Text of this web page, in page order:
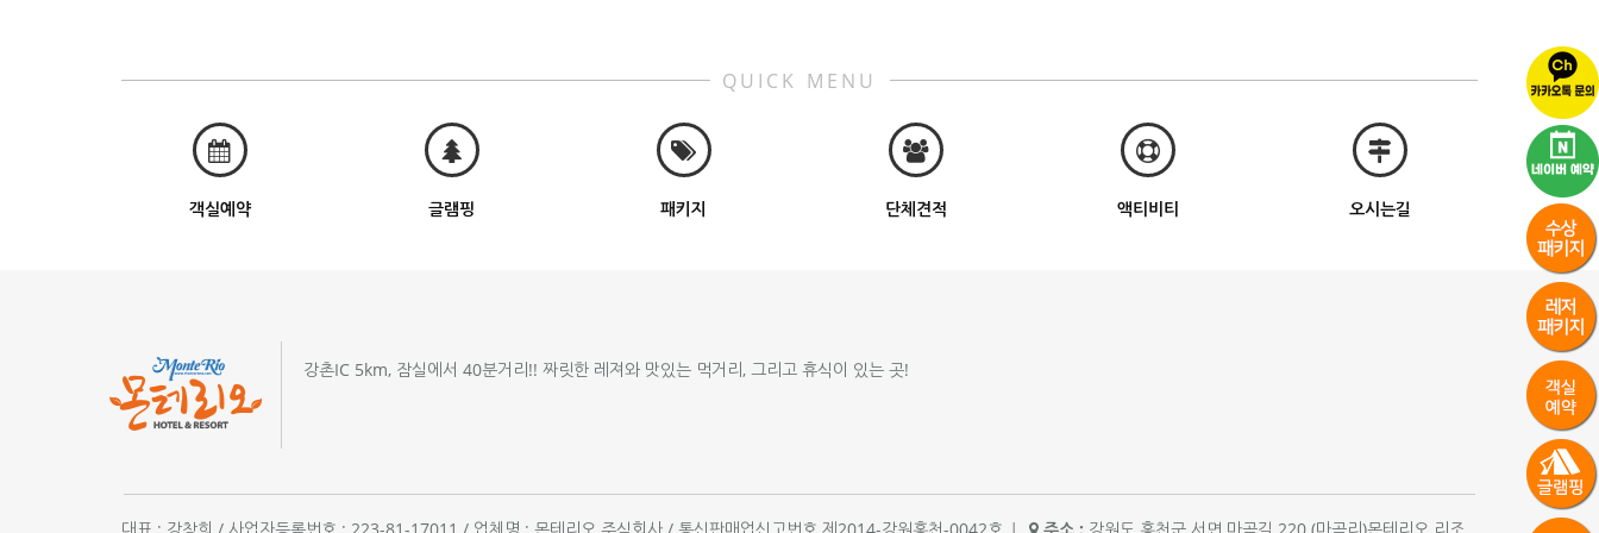
QUICK MENU
객실예약 글램핑 패키지 단체견적 액티비티 오시는길
강촌IC 5km, 잠실에서 40분거리!! 짜릿한 레져와 맛있는 먹거리, 그리고 휴식이 있는 곳!